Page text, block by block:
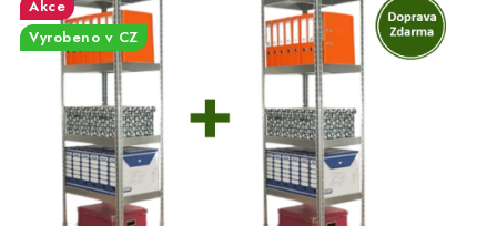
FIRMA, GARÁŽ, DÍLNA, SKLEP
ŽEBŘÍKY SCHŮDKY A LEŠENÍ
PARKOVACÍ BLOKÁDY
AKCE A SLEVY
Akce
Vyrobeno v CZ